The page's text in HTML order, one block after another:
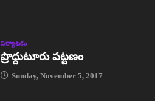
పర్యాటకం
ప్రొద్దుటూరు పట్టణం
Sunday, November 5, 2017